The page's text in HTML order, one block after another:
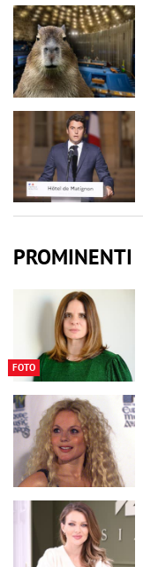
PROMINENTI
FOTO